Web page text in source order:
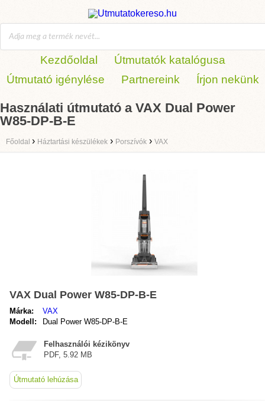
Kezdőoldal
Útmutatók katalógusa
Útmutató igénylése
Partnereink Írjon nekünk
Használati útmutató a VAX Dual Power
W85-DP-B-E
Főoldal › Háztartási készülékek › Porszívók › VAX
VAX Dual Power W85-DP-B-E
Márka:
VAX
Modell:
Dual Power W85-DP-B-E
Felhasználói kézikönyv
PDF, 5.92 MB
Útmutató lehúzása